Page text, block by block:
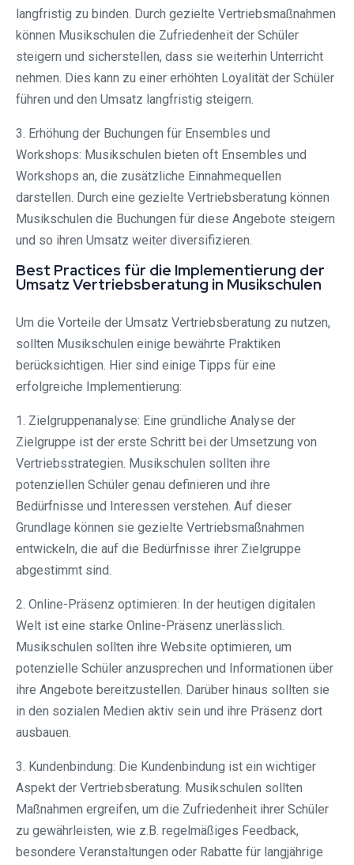
langfristig zu binden. Durch gezielte Vertriebsmaßnahmen
können Musikschulen die Zufriedenheit der Schüler
steigern und sicherstellen, dass sie weiterhin Unterricht
nehmen. Dies kann zu einer erhöhten Loyalität der Schüler
führen und den Umsatz langfristig steigern.
3. Erhöhung der Buchungen für Ensembles und
Workshops: Musikschulen bieten oft Ensembles und
Workshops an, die zusätzliche Einnahmequellen
darstellen. Durch eine gezielte Vertriebsberatung können
Musikschulen die Buchungen für diese Angebote steigern
und so ihren Umsatz weiter diversifizieren.
Best Practices für die Implementierung der
Umsatz Vertriebsberatung in Musikschulen
Um die Vorteile der Umsatz Vertriebsberatung zu nutzen,
sollten Musikschulen einige bewährte Praktiken
berücksichtigen. Hier sind einige Tipps für eine
erfolgreiche Implementierung:
1. Zielgruppenanalyse: Eine gründliche Analyse der
Zielgruppe ist der erste Schritt bei der Umsetzung von
Vertriebsstrategien. Musikschulen sollten ihre
potenziellen Schüler genau definieren und ihre
Bedürfnisse und Interessen verstehen. Auf dieser
Grundlage können sie gezielte Vertriebsmaßnahmen
entwickeln, die auf die Bedürfnisse ihrer Zielgruppe
abgestimmt sind.
2. Online-Präsenz optimieren: In der heutigen digitalen
Welt ist eine starke Online-Präsenz unerlässlich.
Musikschulen sollten ihre Website optimieren, um
potenzielle Schüler anzusprechen und Informationen über
ihre Angebote bereitzustellen. Darüber hinaus sollten sie
in den sozialen Medien aktiv sein und ihre Präsenz dort
ausbauen.
3. Kundenbindung: Die Kundenbindung ist ein wichtiger
Aspekt der Vertriebsberatung. Musikschulen sollten
Maßnahmen ergreifen, um die Zufriedenheit ihrer Schüler
zu gewährleisten, wie z.B. regelmäßiges Feedback,
besondere Veranstaltungen oder Rabatte für langjährige